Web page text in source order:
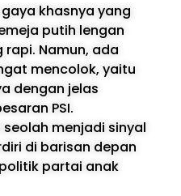
khasnya yang
putih lengan
Namun, ada
mencolok, yaitu
dengan jelas
PSI.
menjadi sinyal
di barisan depan
partai anak